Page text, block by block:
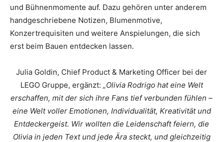
und Bühnenmomente auf. Dazu gehören unter anderem
handgeschriebene Notizen, Blumenmotive,
Konzertrequisiten und weitere Anspielungen, die sich
erst beim Bauen entdecken lassen.
Julia Goldin, Chief Product & Marketing Officer bei der
LEGO Gruppe, ergänzt: „Olivia Rodrigo hat eine Welt
erschaffen, mit der sich ihre Fans tief verbunden fühlen –
eine Welt voller Emotionen, Individualität, Kreativität und
Entdeckergeist. Wir wollten die Leidenschaft feiern, die
Olivia in jeden Text und jede Ära steckt, und gleichzeitig